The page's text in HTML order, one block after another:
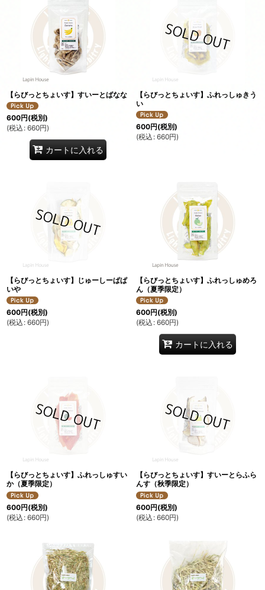
【らびっとちょいす】すいーとばなな
600円(税別)
(税込 : 660円)
カートに入れる
【らびっとちょいす】ふれっしゅきう
い
600円(税別)
(税込 : 660円)
【らびっとちょいす】じゅーしーぱぱ
いや
600円(税別)
(税込 : 660円)
【らびっとちょいす】ふれっしゅめろ
ん（夏季限定）
600円(税別)
(税込 : 660円)
カートに入れる
【らびっとちょいす】ふれっしゅすい
か（夏季限定）
600円(税別)
(税込 : 660円)
【らびっとちょいす】すいーとらふら
んす（秋季限定）
600円(税別)
(税込 : 660円)